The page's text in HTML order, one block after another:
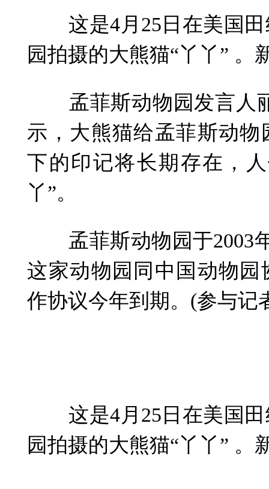
这是4月25日在美国田
园拍摄的大熊猫“丫丫” 。
孟菲斯动物园发言人
示，大熊猫给孟菲斯动物
下的印记将长期存在，
丫”。
孟菲斯动物园于2003
这家动物园同中国动物园
作协议今年到期。(参与记
这是4月25日在美国田
园拍摄的大熊猫“丫丫” 。